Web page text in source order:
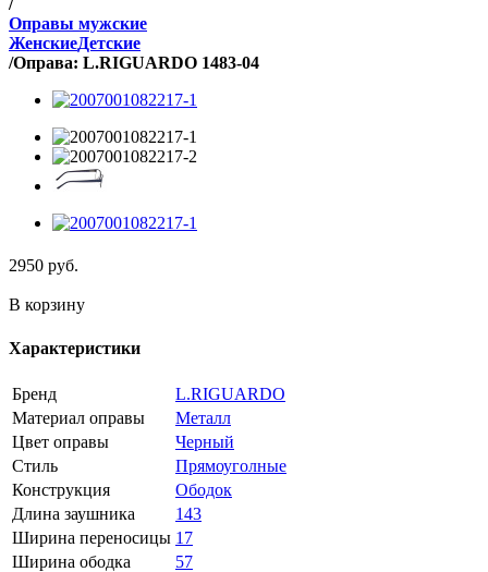
/
Оправы мужские
ЖенскиеДетские
/Оправа: L.RIGUARDO 1483-04
2950 руб.
В корзину
Характеристики
Бренд
L.RIGUARDO
Материал оправы
Металл
Цвет оправы
Черный
Стиль
Прямоуголные
Конструкция
Ободок
Длина заушника
143
Ширина переносицы 17
Ширина ободка
57